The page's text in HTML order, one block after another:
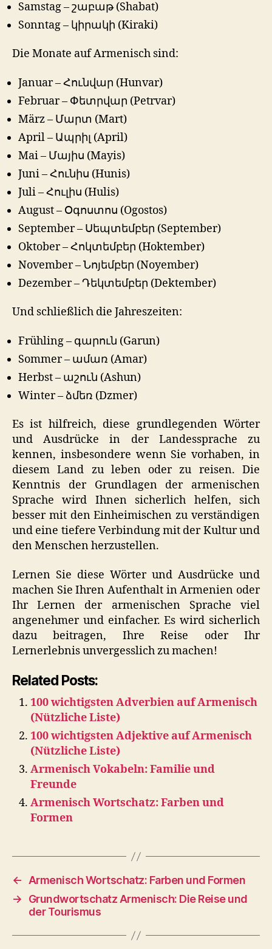
Samstag – շաբաթ (Shabat)
Sonntag – կիրակի (Kiraki)
Die Monate auf Armenisch sind:
Januar – Հունվար (Hunvar)
Februar – Փետրվար (Petrvar)
März – Մարտ (Mart)
April – Ապրիլ (April)
Mai – Մայիս (Mayis)
Juni – Հունիս (Hunis)
Juli – Հուլիս (Hulis)
August – Օգոստոս (Ogostos)
September – Սեպտեմբեր (September)
Oktober – Հոկտեմբեր (Hoktember)
November – Նոյեմբեր (Noyember)
Dezember – Դեկտեմբեր (Dektember)
Und schließlich die Jahreszeiten:
Frühling – գարուն (Garun)
Sommer – ամառ (Amar)
Herbst – աշուն (Ashun)
Winter – ձմեռ (Dzmer)
Es ist hilfreich, diese grundlegenden Wörter
und Ausdrücke in der Landessprache zu
kennen, insbesondere wenn Sie vorhaben, in
diesem Land zu leben oder zu reisen. Die
Kenntnis der Grundlagen der armenischen
Sprache wird Ihnen sicherlich helfen, sich
besser mit den Einheimischen zu verständigen
und eine tiefere Verbindung mit der Kultur und
den Menschen herzustellen.
Lernen Sie diese Wörter und Ausdrücke und
machen Sie Ihren Aufenthalt in Armenien oder
Ihr Lernen der armenischen Sprache viel
angenehmer und einfacher. Es wird sicherlich
dazu beitragen, Ihre Reise oder Ihr
Lernerlebnis unvergesslich zu machen!
Related Posts:
100 wichtigsten Adverbien auf Armenisch
(Nützliche Liste)
100 wichtigsten Adjektive auf Armenisch
(Nützliche Liste)
Armenisch Vokabeln: Familie und
Freunde
Armenisch Wortschatz: Farben und
Formen
← Armenisch Wortschatz: Farben und Formen
→
Grundwortschatz Armenisch: Die Reise und
der Tourismus